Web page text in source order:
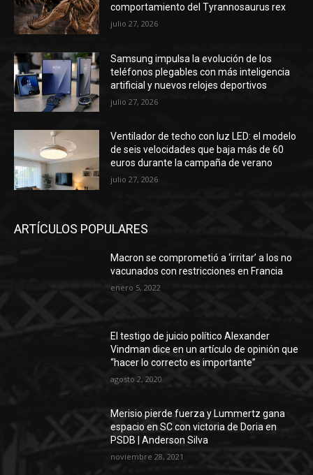
comportamiento del Tyrannosaurus rex
julio 27, 2026
Samsung impulsa la evolución de los
teléfonos plegables con más inteligencia
artificial y nuevos relojes deportivos
julio 27, 2026
Ventilador de techo con luz LED: el modelo
de seis velocidades que baja más de 60
euros durante la campaña de verano
julio 27, 2026
ARTÍCULOS POPULARES
Macron se comprometió a ‘irritar’ a los no
vacunados con restricciones en Francia
enero 5, 2022
El testigo de juicio político Alexander
Vindman dice en un artículo de opinión que
“hacer lo correcto es importante”
agosto 2, 2020
Merisio pierde fuerza y ​​Lummertz gana
espacio en SC con victoria de Doria en
PSDB | Anderson Silva
noviembre 28, 2021